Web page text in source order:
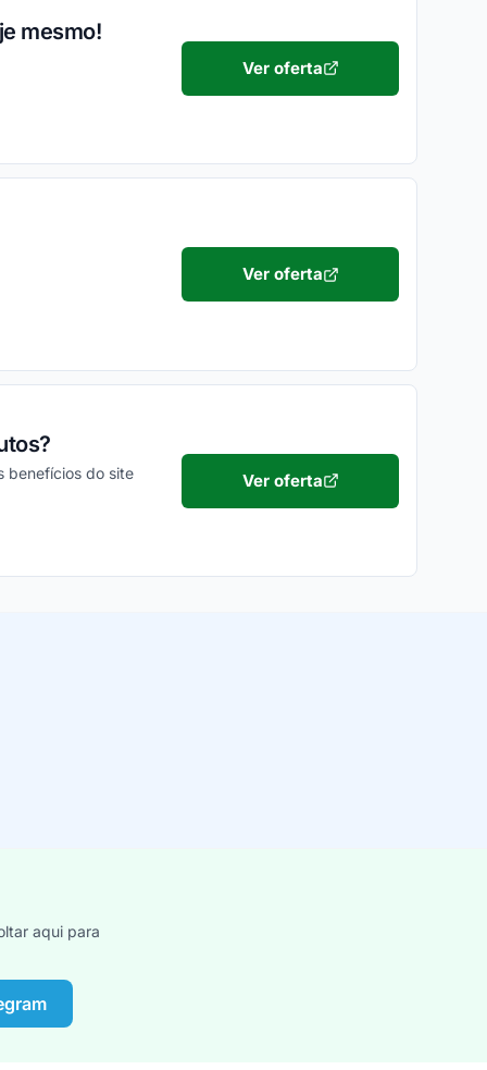
mesmo!
Ver oferta
Ver oferta
benefícios do site Ver oferta
aqui para